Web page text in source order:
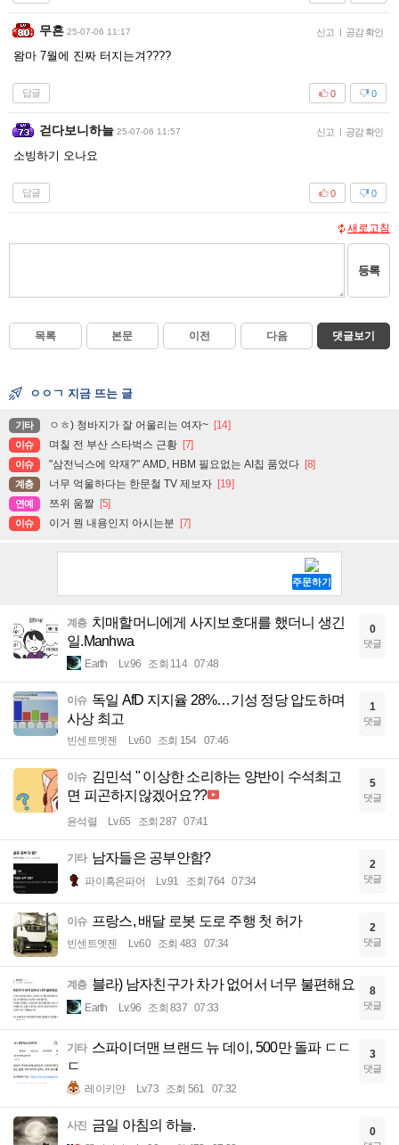
무흔 25-07-06 11:17 신고 | 공감 확인
왐마 7월에 진짜 터지는겨????
답글 0
0
걷다보니하늘 25-07-06 11:57 신고 | 공감 확인
소빙하기 오나요
답글 0
0
새로고침
등록
목록 본문 이전 다음 댓글보기
ㅇㅇㄱ 지금 뜨는 글
기타 ㅇㅎ) 청바지가 잘 어울리는 여자~ [14]
이슈 며칠 전 부산 스타벅스 근황 [7]
이슈 "삼전닉스에 악재?" AMD, HBM 필요없는 AI칩 품었다 [8]
계층 너무 억울하다는 한문철 TV 제보자 [19]
연예 쯔위 움짤 [5]
이슈 이거 뭔 내용인지 아시는분 [7]
계층 치매할머니에게 사지보호대를 했더니 생긴
일.Manhwa
Earth Lv.96 조회 114 07:48
0
댓글
이슈 독일 AfD 지지율 28%…기성 정당 압도하며
사상 최고
빈센트멧젠 Lv.60 조회 154 07:46
1
댓글
이슈 김민석 " 이상한 소리하는 양반이 수석최고
면 피곤하지않겠어요??
윤석렬 Lv.65 조회 287 07:41
5
댓글
기타 남자들은 공부안함?
파이혹은파어 Lv.91 조회 764 07:34
2
댓글
이슈 프랑스, 배달 로봇 도로 주행 첫 허가
빈센트멧젠 Lv.60 조회 483 07:34
2
댓글
계층 블라) 남자친구가 차가 없어서 너무 불편해요
Earth Lv.96 조회 837 07:33
8
댓글
기타 스파이더맨 브랜드 뉴 데이, 500만 돌파 ㄷㄷ
ㄷ
레이키얀 Lv.73 조회 561 07:32
3
댓글
사진 금일 아침의 하늘. 0